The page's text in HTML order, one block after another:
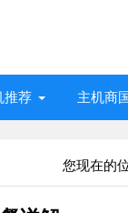
推荐 主机商
您现在的